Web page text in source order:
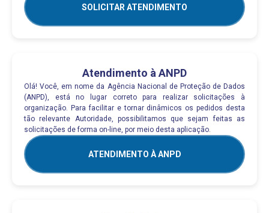
SOLICITAR ATENDIMENTO
Atendimento à ANPD
Olá! Você, em nome da Agência Nacional de Proteção de Dados
(ANPD), está no lugar correto para realizar solicitações à
organização. Para facilitar e tornar dinâmicos os pedidos desta
tão relevante Autoridade, possibilitamos que sejam feitas as
solicitações de forma on-line, por meio desta aplicação.
ATENDIMENTO À ANPD